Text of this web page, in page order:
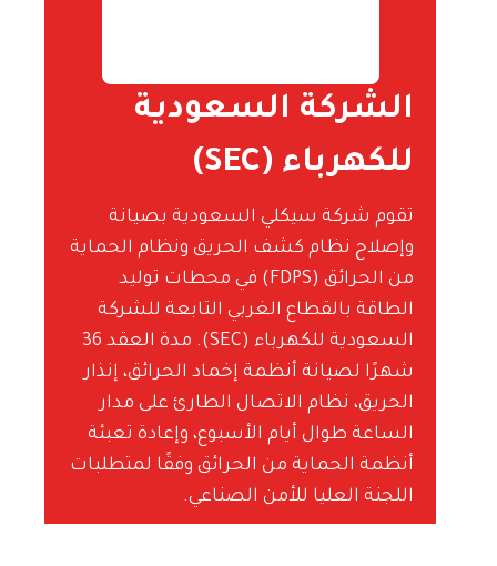
الشركة السعودية
للكهرباء (SEC)
تقوم شركة سيكلي السعودية بصيانة
وإصلاح نظام كشف الحريق ونظام الحماية
من الحرائق (FDPS) في محطات توليد
الطاقة بالقطاع الغربي التابعة للشركة
السعودية للكهرباء (SEC). مدة العقد 36
شهرًا لصيانة أنظمة إخماد الحرائق، إنذار
الحريق، نظام الاتصال الطارئ على مدار
الساعة طوال أيام الأسبوع، وإعادة تعبئة
أنظمة الحماية من الحرائق وفقًا لمتطلبات
اللجنة العليا للأمن الصناعي.